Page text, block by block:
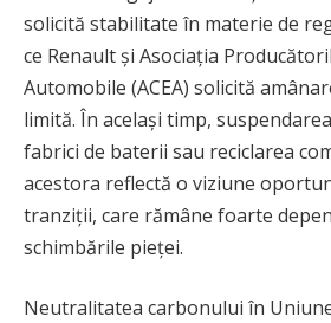
solicită stabilitate în materie de
ce Renault și Asociația
Automobile (ACEA) solicită
limită. În același timp,
fabrici de baterii sau reciclarea
acestora reflectă o viziune
tranziții, care rămâne foarte
schimbările pieței.
Neutralitatea carbonului în